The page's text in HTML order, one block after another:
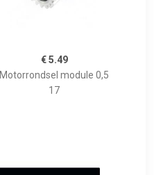
€ 5.49
Motorrondsel module 0,5
17